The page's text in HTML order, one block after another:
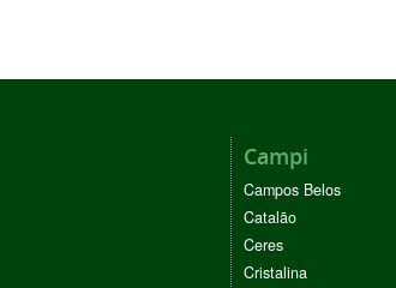
Campi
Campos Belos
Catalão
Ceres
Cristalina